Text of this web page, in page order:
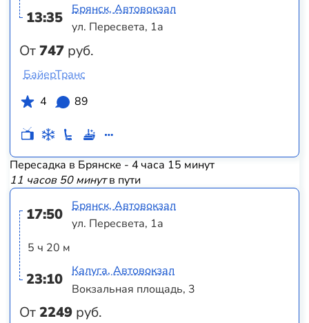
13:35
От747 руб.
Брянск, Автовокзал
ул. Пересвета, 1а
БайерТранс
4
89
Пересадка в Брянске - 4 часа 15 минут
11 часов 50 минутв пути
17:50
5 ч 20 м
23:10
От2249 руб.
Брянск, Автовокзал
ул. Пересвета, 1а
Калуга, Автовокзал
Вокзальная площадь, 3